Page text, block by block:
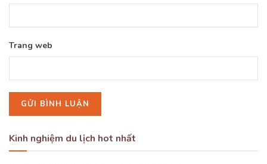
Trang web
Kinh nghiệm du lịch hot nhất